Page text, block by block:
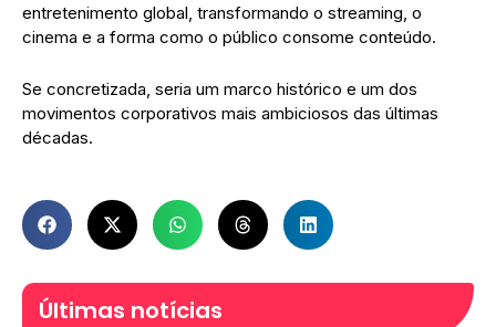
entretenimento global, transformando o streaming, o
cinema e a forma como o público consome conteúdo.
Se concretizada, seria um marco histórico e um dos
movimentos corporativos mais ambiciosos das últimas
décadas.
Últimas notícias